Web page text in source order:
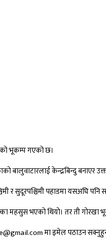
भूकम्प गएको छ।
बालुवाटारलाई केन्द्रबिन्दु बनाएर
र सुदूरपश्चिमी पहाडमा यसअघि
महसुस भएको थियो। तर ती
मा इमेल पठाउन